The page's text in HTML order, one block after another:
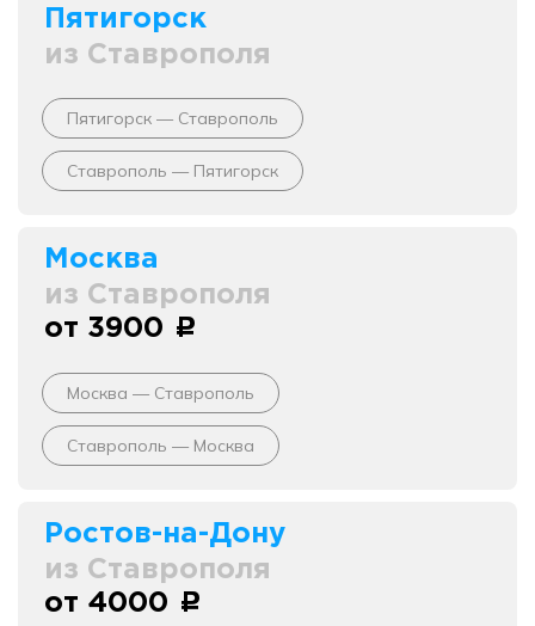
Пятигорск
из Ставрополя
Пятигорск — Ставрополь
Ставрополь — Пятигорск
Москва
из Ставрополя
от 3900 c
Москва — Ставрополь
Ставрополь — Москва
Ростов-на-Дону
из Ставрополя
от 4000 c